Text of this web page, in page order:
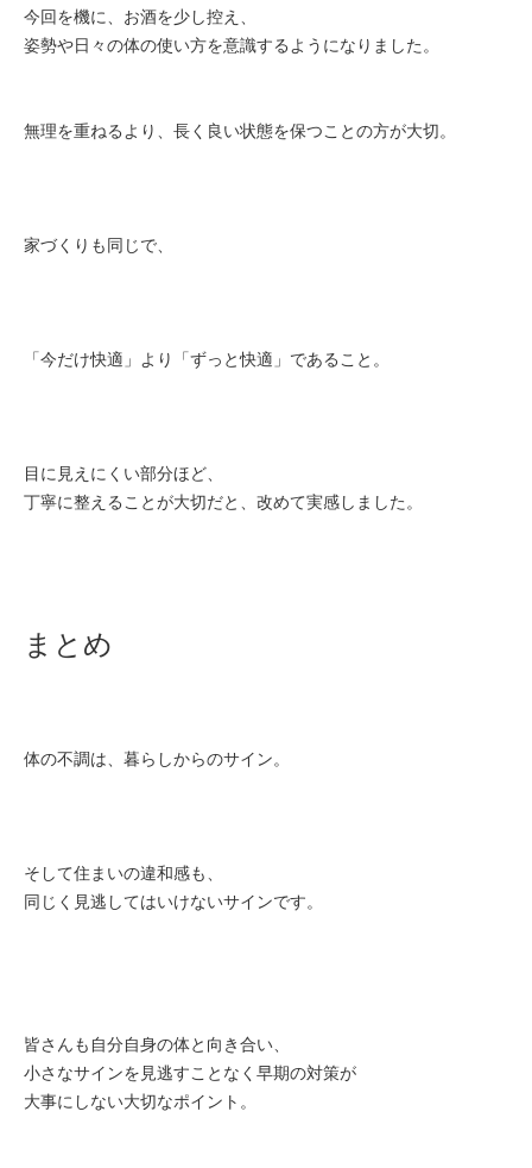
今回を機に、お酒を少し控え、
姿勢や日々の体の使い方を意識するようになりました。
無理を重ねるより、長く良い状態を保つことの方が大切。
家づくりも同じで、
「今だけ快適」より「ずっと快適」であること。
目に見えにくい部分ほど、
丁寧に整えることが大切だと、改めて実感しました。
まとめ
体の不調は、暮らしからのサイン。
そして住まいの違和感も、
同じく見逃してはいけないサインです。
皆さんも自分自身の体と向き合い、
小さなサインを見逃すことなく早期の対策が
大事にしない大切なポイント。